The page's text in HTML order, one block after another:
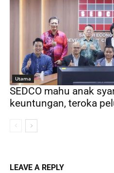
Utama
SEDCO mahu anak
keuntungan, teroka
LEAVE A REPLY